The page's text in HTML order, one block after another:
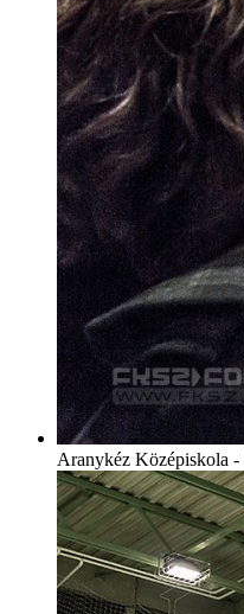
Aranykéz Középiskola -